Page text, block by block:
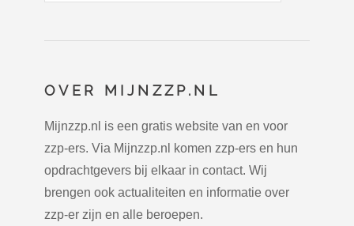
OVER MIJNZZP.NL
Mijnzzp.nl is een gratis website van en voor
zzp-ers. Via Mijnzzp.nl komen zzp-ers en hun
opdrachtgevers bij elkaar in contact. Wij
brengen ook actualiteiten en informatie over
zzp-er zijn en alle beroepen.